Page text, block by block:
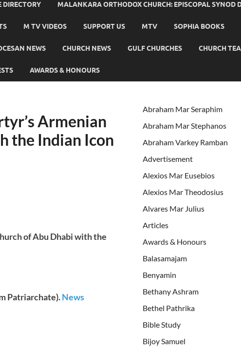
DIRECTORY MALANKARA ORTHODOX CHURCH: EPISCOPAL SYNOD
M TV VIDEOS SUPPORT US MTV SOPHIA BOOKS
NEWS CHURCH NEWS GULF CHURCHES CHURCH
AWARDS & HONOURS
Armenian
the Indian Icon
of Abu Dhabi with the
Patriarchate).News
Abraham Mar Seraphim
Abraham Mar Stephanos
Abraham Varkey Ramban
Advertisement
Alexios Mar Eusebios
Alexios Mar Theodosius
Alvares Mar Julius
Articles
Awards & Honours
Balasamajam
Benyamin
Bethany Ashram
Bethel Pathrika
Bible Study
Bijoy Samuel